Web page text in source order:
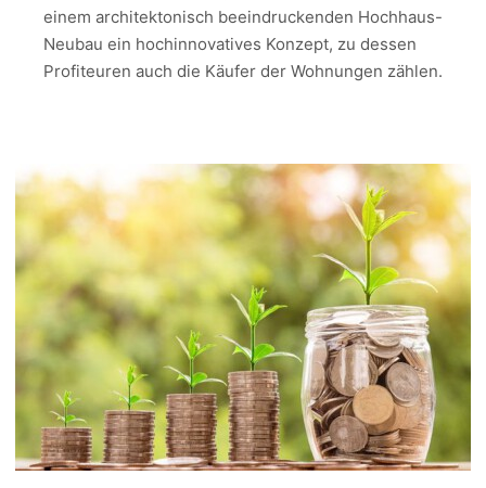
einem architektonisch beeindruckenden Hochhaus-
Neubau ein hochinnovatives Konzept, zu dessen
Profiteuren auch die Käufer der Wohnungen zählen.